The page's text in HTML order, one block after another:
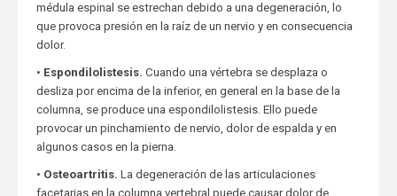
médula espinal se estrechan debido a una degeneración, lo
que provoca presión en la raíz de un nervio y en consecuencia
dolor.
• Espondilolistesis. Cuando una vértebra se desplaza o
desliza por encima de la inferior, en general en la base de la
columna, se produce una espondilolistesis. Ello puede
provocar un pinchamiento de nervio, dolor de espalda y en
algunos casos en la pierna.
• Osteoartritis. La degeneración de las articulaciones
facetarias en la columna vertebral puede causar dolor de